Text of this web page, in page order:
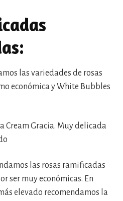
las variedades de rosas
económica y White Bubbles
Cream Gracia. Muy delicada
las rosas ramificadas
ser muy económicas. En
elevado recomendamos la